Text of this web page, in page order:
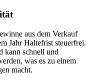
aus dem Verkauf
Jahr Haltefrist steuerfrei.
kann schnell und
was es zu einem
macht.